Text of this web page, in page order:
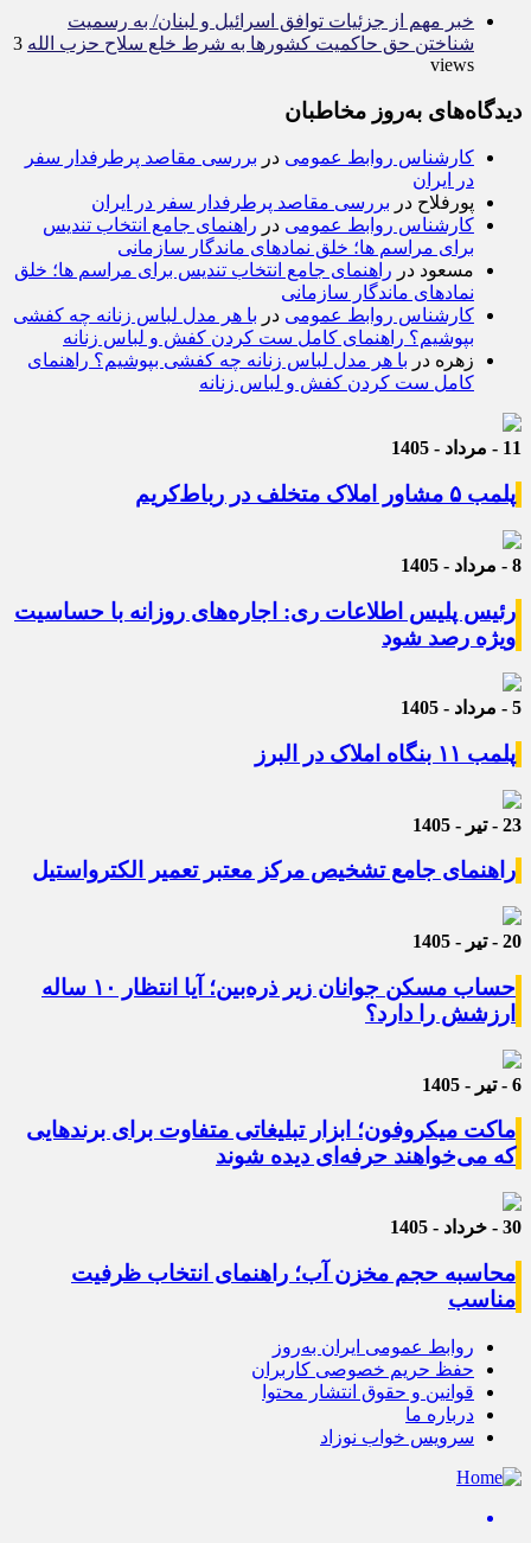
خبر مهم از جزئیات توافق اسرائیل و لبنان/ به رسمیت
شناختن حق حاکمیت کشور‌ها به شرط خلع سلاح حزب الله 3
views
دیدگاه‌های به‌روز مخاطبان
کارشناس روابط عمومی در بررسی مقاصد پرطرفدار سفر
در ایران
پورفلاح در بررسی مقاصد پرطرفدار سفر در ایران
کارشناس روابط عمومی در راهنمای جامع انتخاب تندیس
برای مراسم ها؛ خلق نمادهای ماندگار سازمانی
مسعود در راهنمای جامع انتخاب تندیس برای مراسم ها؛ خلق
نمادهای ماندگار سازمانی
کارشناس روابط عمومی در با هر مدل لباس زنانه چه کفشی
بپوشیم؟ راهنمای کامل ست کردن کفش و لباس زنانه
زهره در با هر مدل لباس زنانه چه کفشی بپوشیم؟ راهنمای
کامل ست کردن کفش و لباس زنانه
11 - مرداد - 1405
پلمب ۵ مشاور املاک متخلف در رباط‌کریم
8 - مرداد - 1405
رئیس پلیس اطلاعات ری: اجاره‌های روزانه با حساسیت
ویژه رصد شود
5 - مرداد - 1405
پلمب ۱۱ بنگاه املاک در البرز
23 - تیر - 1405
راهنمای جامع تشخیص مرکز معتبر تعمیر الکترواستیل
20 - تیر - 1405
حساب مسکن جوانان زیر ذره‌بین؛ آیا انتظار ۱۰ ساله
ارزشش را دارد؟
6 - تیر - 1405
ماکت میکروفون؛ ابزار تبلیغاتی متفاوت برای برندهایی
که می‌خواهند حرفه‌ای دیده شوند
30 - خرداد - 1405
محاسبه حجم مخزن آب؛ راهنمای انتخاب ظرفیت
مناسب
روابط عمومی ایران به‌روز
حفظ حریم خصوصی کاربران
قوانین و حقوق انتشار محتوا
درباره ما
سرویس خواب نوزاد